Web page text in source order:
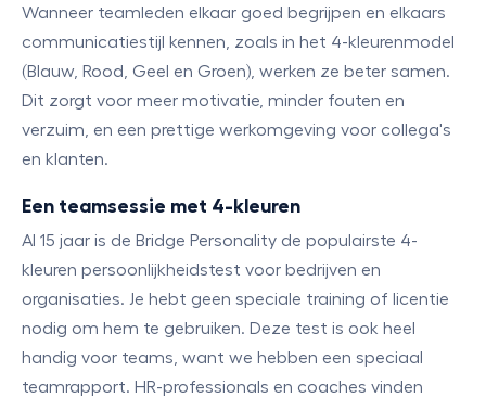
Wanneer teamleden elkaar goed begrijpen en elkaars
communicatiestijl kennen, zoals in het 4-kleurenmodel
(Blauw, Rood, Geel en Groen), werken ze beter samen.
Dit zorgt voor meer motivatie, minder fouten en
verzuim, en een prettige werkomgeving voor collega's
en klanten.
Een teamsessie met 4-kleuren
Al 15 jaar is de Bridge Personality de populairste 4-
kleuren persoonlijkheidstest voor bedrijven en
organisaties. Je hebt geen speciale training of licentie
nodig om hem te gebruiken. Deze test is ook heel
handig voor teams, want we hebben een speciaal
teamrapport. HR-professionals en coaches vinden